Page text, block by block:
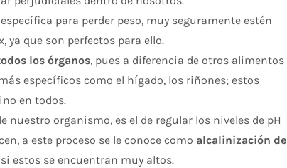
para perder peso, muy seguramente estén
que son perfectos para ello.
los órganos, pues a diferencia de otros alimentos
específicos como el hígado, los riñones; estos
en todos.
organismo, es el de regular los niveles de pH
a este proceso se le conoce como alcalinización de
estos se encuentran muy altos.